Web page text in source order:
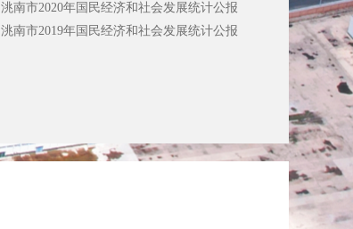
洮南市2020年国民经济和社会发展统计公报
洮南市2019年国民经济和社会发展统计公报